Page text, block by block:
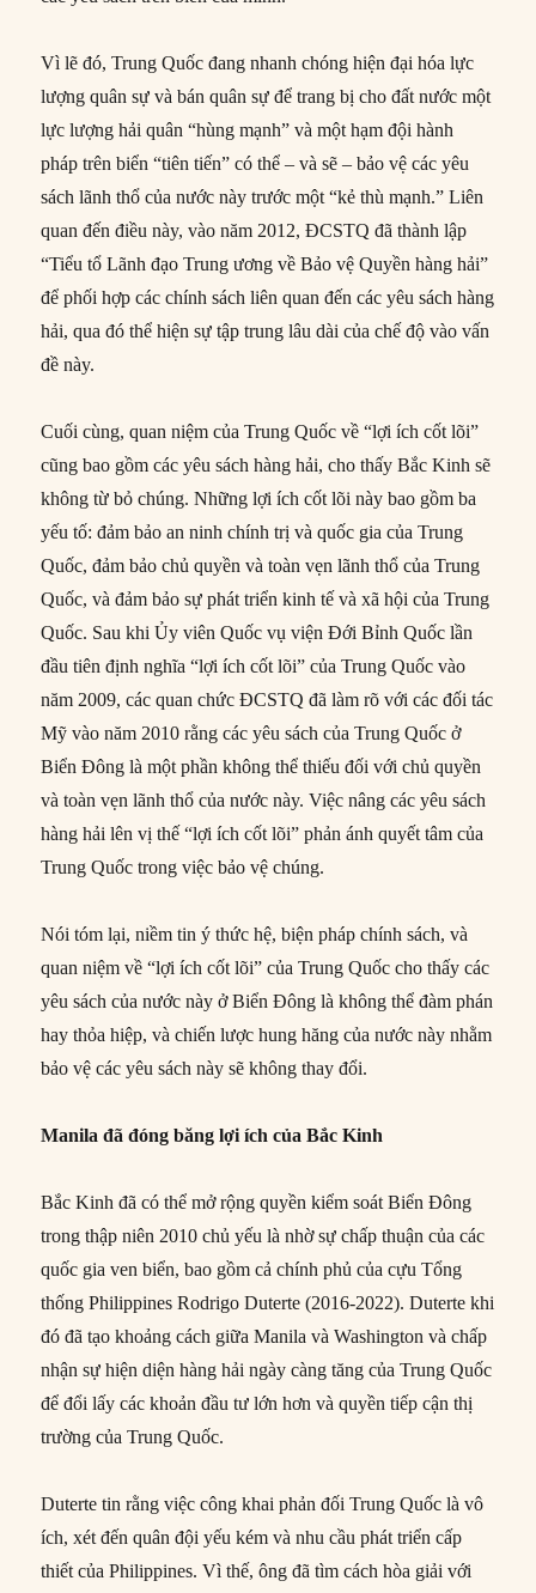
Vì lẽ đó, Trung Quốc đang nhanh chóng hiện đại hóa lực
lượng quân sự và bán quân sự để trang bị cho đất nước một
lực lượng hải quân “hùng mạnh” và một hạm đội hành
pháp trên biển “tiên tiến” có thể – và sẽ – bảo vệ các yêu
sách lãnh thổ của nước này trước một “kẻ thù mạnh.” Liên
quan đến điều này, vào năm 2012, ĐCSTQ đã thành lập
“Tiểu tổ Lãnh đạo Trung ương về Bảo vệ Quyền hàng hải”
để phối hợp các chính sách liên quan đến các yêu sách hàng
hải, qua đó thể hiện sự tập trung lâu dài của chế độ vào vấn
đề này.
Cuối cùng, quan niệm của Trung Quốc về “lợi ích cốt lõi”
cũng bao gồm các yêu sách hàng hải, cho thấy Bắc Kinh sẽ
không từ bỏ chúng. Những lợi ích cốt lõi này bao gồm ba
yếu tố: đảm bảo an ninh chính trị và quốc gia của Trung
Quốc, đảm bảo chủ quyền và toàn vẹn lãnh thổ của Trung
Quốc, và đảm bảo sự phát triển kinh tế và xã hội của Trung
Quốc. Sau khi Ủy viên Quốc vụ viện Đới Bỉnh Quốc lần
đầu tiên định nghĩa “lợi ích cốt lõi” của Trung Quốc vào
năm 2009, các quan chức ĐCSTQ đã làm rõ với các đối tác
Mỹ vào năm 2010 rằng các yêu sách của Trung Quốc ở
Biển Đông là một phần không thể thiếu đối với chủ quyền
và toàn vẹn lãnh thổ của nước này. Việc nâng các yêu sách
hàng hải lên vị thế “lợi ích cốt lõi” phản ánh quyết tâm của
Trung Quốc trong việc bảo vệ chúng.
Nói tóm lại, niềm tin ý thức hệ, biện pháp chính sách, và
quan niệm về “lợi ích cốt lõi” của Trung Quốc cho thấy các
yêu sách của nước này ở Biển Đông là không thể đàm phán
hay thỏa hiệp, và chiến lược hung hăng của nước này nhằm
bảo vệ các yêu sách này sẽ không thay đổi.
Manila đã đóng băng lợi ích của Bắc Kinh
Bắc Kinh đã có thể mở rộng quyền kiểm soát Biển Đông
trong thập niên 2010 chủ yếu là nhờ sự chấp thuận của các
quốc gia ven biển, bao gồm cả chính phủ của cựu Tổng
thống Philippines Rodrigo Duterte (2016-2022). Duterte khi
đó đã tạo khoảng cách giữa Manila và Washington và chấp
nhận sự hiện diện hàng hải ngày càng tăng của Trung Quốc
để đổi lấy các khoản đầu tư lớn hơn và quyền tiếp cận thị
trường của Trung Quốc.
Duterte tin rằng việc công khai phản đối Trung Quốc là vô
ích, xét đến quân đội yếu kém và nhu cầu phát triển cấp
thiết của Philippines. Vì thế, ông đã tìm cách hòa giải với